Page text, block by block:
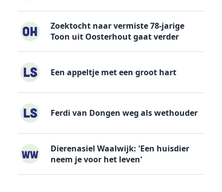
Zoektocht naar vermiste 78-jarige
Toon uit Oosterhout gaat verder
Een appeltje met een groot hart
Ferdi van Dongen weg als wethouder
Dierenasiel Waalwijk: 'Een huisdier
neem je voor het leven'